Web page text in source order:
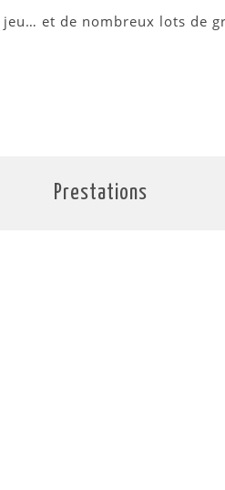
et de nombreux lots de
Prestations